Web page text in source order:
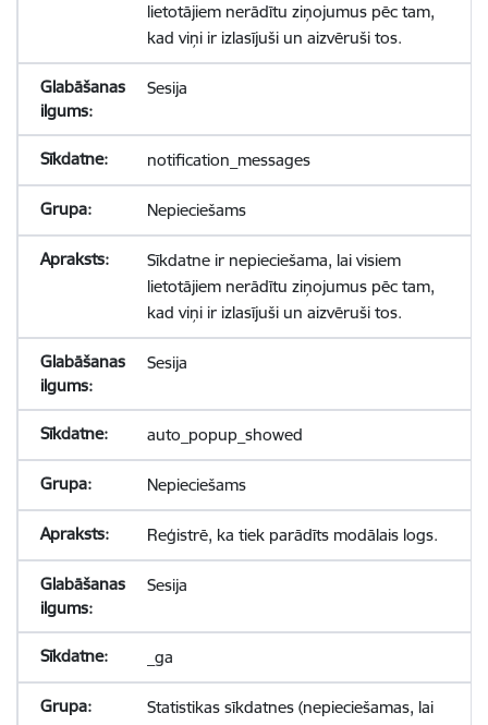
lietotājiem nerādītu ziņojumus pēc tam,
kad viņi ir izlasījuši un aizvēruši tos.
Sesija
notification_messages
Nepieciešams
Sīkdatne ir nepieciešama, lai visiem
lietotājiem nerādītu ziņojumus pēc tam,
kad viņi ir izlasījuši un aizvēruši tos.
Sesija
auto_popup_showed
Nepieciešams
Reģistrē, ka tiek parādīts modālais logs.
Sesija
_ga
Statistikas sīkdatnes (nepieciešamas, lai